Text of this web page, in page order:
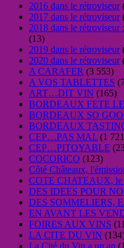
2016 dans le rétroviseur
2017 dans le rétroviseur
2018 dans le rétroviseur
(13)
2019 dans le rétroviseur
2020 dans le rétroviseur
A CARAFER (3 553)
A VOS TABLETTES
ART…DIT VIN (165)
BORDEAUX FETE
BORDEAUX SO
BORDEAUX
CEP…PAS MAL (1
CEP…PITOYABLE
COCORICO (123)
Côté Châteaux,
COTE CHATEAUX, le
DES IDEES POUR
DES SOMMELIERS,
EN AVANT LES
FOIRES AUX VINS
LA CITE DU VIN